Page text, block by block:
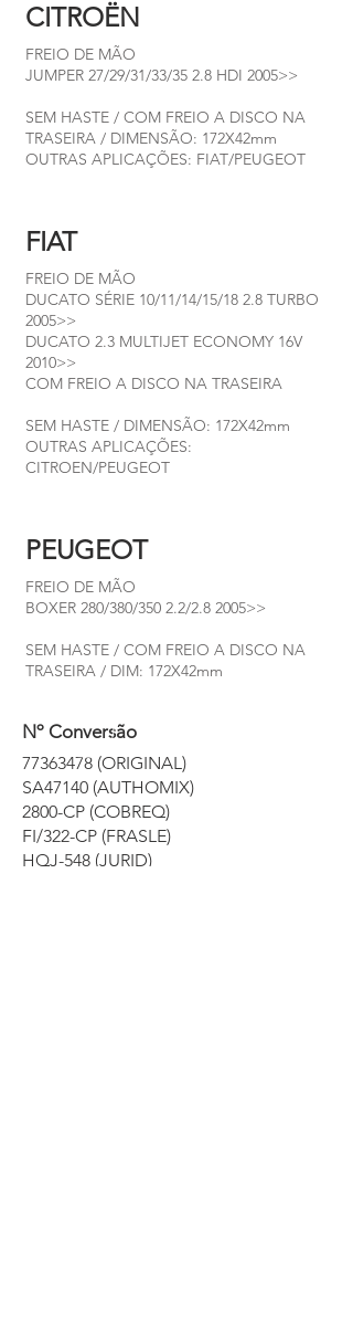
CITROËN
FREIO DE MÃO
JUMPER 27/29/31/33/35 2.8 HDI 2005>>
SEM HASTE / COM FREIO A DISCO NA
TRASEIRA / DIMENSÃO: 172X42mm
OUTRAS APLICAÇÕES: FIAT/PEUGEOT
FIAT
FREIO DE MÃO
DUCATO SÉRIE 10/11/14/15/18 2.8 TURBO
2005>>
DUCATO 2.3 MULTIJET ECONOMY 16V
2010>>
COM FREIO A DISCO NA TRASEIRA
SEM HASTE / DIMENSÃO: 172X42mm
OUTRAS APLICAÇÕES:
CITROEN/PEUGEOT
PEUGEOT
FREIO DE MÃO
BOXER 280/380/350 2.2/2.8 2005>>
SEM HASTE / COM FREIO A DISCO NA
TRASEIRA / DIM: 172X42mm
Nº Conversão
77363478 (ORIGINAL)
SA47140 (AUTHOMIX)
2800-CP (COBREQ)
FI/322-CP (FRASLE)
HQJ-548 (JURID)